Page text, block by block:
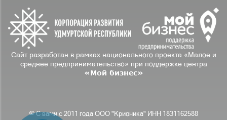
Сайт разработан в рамках национального проекта «Малое и
среднее предпринимательство» при поддержке центра
«Мой бизнес»
© С вами с 2011 года ООО "Крионика" ИНН 1831162588